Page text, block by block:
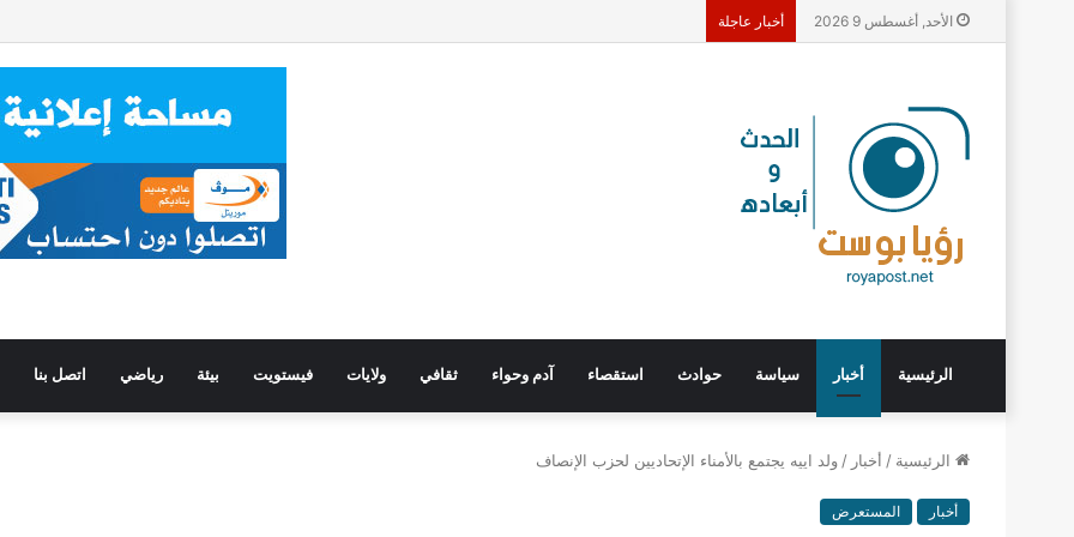
الأحد, أغسطس 9 2026 أخبار عاجلة
الرئيسية أخبار سياسة حوادث استقصاء آدم وحواء ثقافي ولايات فيستويت بيئة رياضي اتصل بنا
الرئيسية / أخبار / ولد اييه يجتمع بالأمناء الإتحاديين لحزب الإنصاف
أخبار المستعرض